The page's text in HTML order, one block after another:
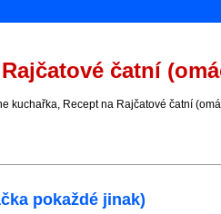
čatní
kuchařka, Recept na Rajčatové čatní
pokaždé jinak)